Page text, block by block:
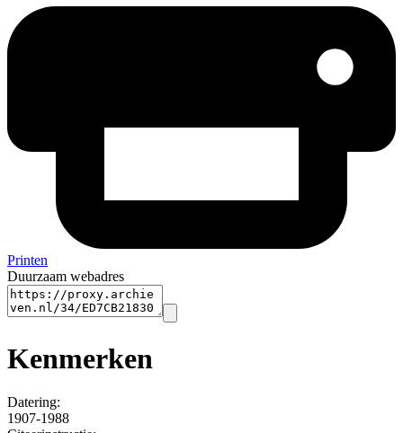
Printen
Duurzaam webadres
Kenmerken
Datering:
1907-1988